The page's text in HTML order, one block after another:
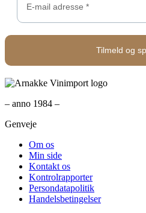
– anno 1984 –
Genveje
Om os
Min side
Kontakt os
Kontrolrapporter
Persondatapolitik
Handelsbetingelser